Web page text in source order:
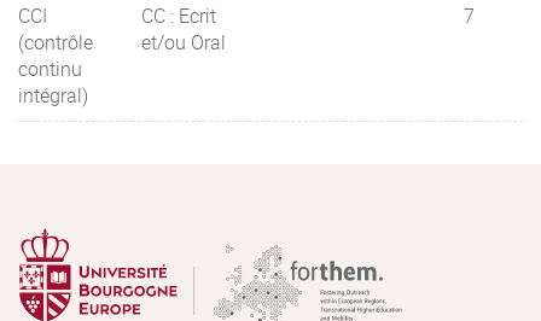
CCI
(contrôle
continu
intégral)
CC : Ecrit
et/ou Oral
7